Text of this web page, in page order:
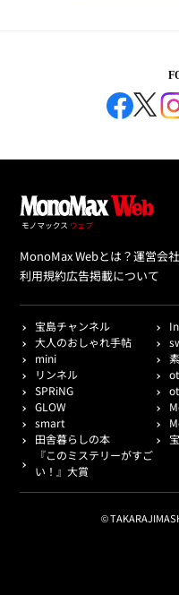
MonoMax Webとは？運営会
利用規約広告掲載について
宝島チャンネル
大人のおしゃれ手帖
mini
リンネル
SPRiNG
GLOW
smart
田舎暮らしの本
『このミステリーがすご
い！』大賞
©